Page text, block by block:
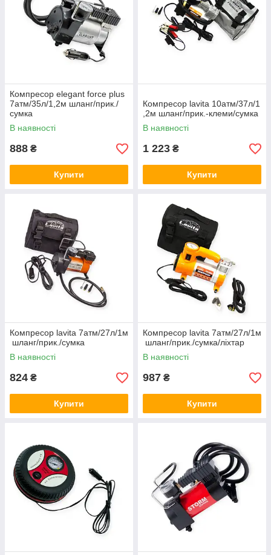
Компресор elegant force plus
7атм/35л/1,2м шланг/прик./
сумка
В наявності
888 ₴
Купити
Компресор lavita 10атм/37л/1
,2м шланг/прик.-клеми/сумка
В наявності
1 223 ₴
Купити
Компресор lavita 7атм/27л/1м
шланг/прик./сумка
В наявності
824 ₴
Купити
Компресор lavita 7атм/27л/1м
шланг/прик./сумка/ліхтар
В наявності
987 ₴
Купити